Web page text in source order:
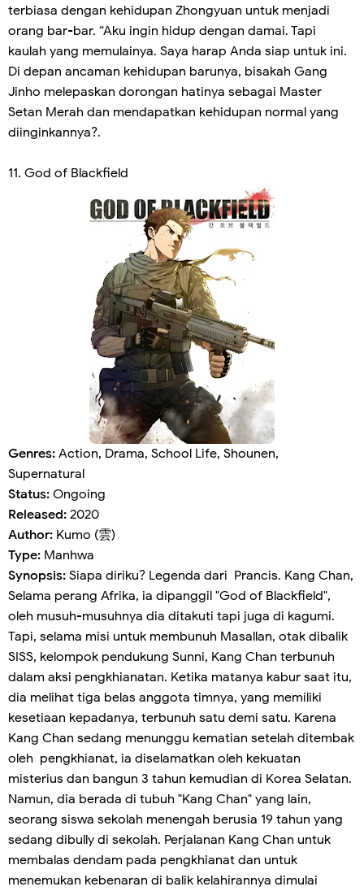
terbiasa dengan kehidupan Zhongyuan untuk menjadi
orang bar-bar. “Aku ingin hidup dengan damai. Tapi
kaulah yang memulainya. Saya harap Anda siap untuk ini.
Di depan ancaman kehidupan barunya, bisakah Gang
Jinho melepaskan dorongan hatinya sebagai Master
Setan Merah dan mendapatkan kehidupan normal yang
diinginkannya?.
11. God of Blackfield
Genres: Action, Drama, School Life, Shounen,
Supernatural
Status: Ongoing
Released: 2020
Author: Kumo (雲)
Type: Manhwa
Synopsis: Siapa diriku? Legenda dari Prancis. Kang Chan,
Selama perang Afrika, ia dipanggil "God of Blackfield",
oleh musuh-musuhnya dia ditakuti tapi juga di kagumi.
Tapi, selama misi untuk membunuh Masallan, otak dibalik
SISS, kelompok pendukung Sunni, Kang Chan terbunuh
dalam aksi pengkhianatan. Ketika matanya kabur saat itu,
dia melihat tiga belas anggota timnya, yang memiliki
kesetiaan kepadanya, terbunuh satu demi satu. Karena
Kang Chan sedang menunggu kematian setelah ditembak
oleh pengkhianat, ia diselamatkan oleh kekuatan
misterius dan bangun 3 tahun kemudian di Korea Selatan.
Namun, dia berada di tubuh "Kang Chan" yang lain,
seorang siswa sekolah menengah berusia 19 tahun yang
sedang dibully di sekolah. Perjalanan Kang Chan untuk
membalas dendam pada pengkhianat dan untuk
menemukan kebenaran di balik kelahirannya dimulai